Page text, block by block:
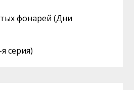
фонарей (Дни
серия)